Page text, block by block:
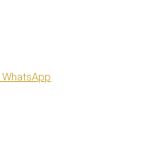
WhatsApp